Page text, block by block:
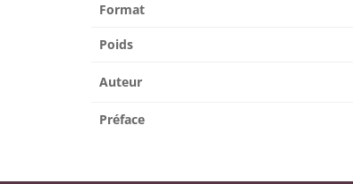
Format
Poids
Auteur
Préface